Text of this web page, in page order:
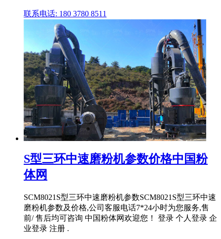
联系电话: 180 3780 8511
S型三环中速磨粉机参数价格中国粉
体网
SCM8021S型三环中速磨粉机参数SCM8021S型三环中速
磨粉机参数及价格,公司客服电话7*24小时为您服务,售
前/ 售后均可咨询 中国粉体网欢迎您！ 登录 个人登录 企
业登录 注册 .